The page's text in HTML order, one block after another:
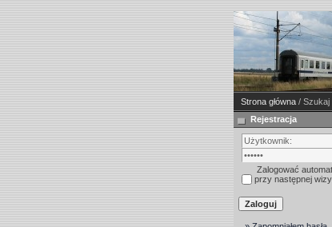
Strona główna / Szukaj
Rejestracja
Zalogować
przy następnej